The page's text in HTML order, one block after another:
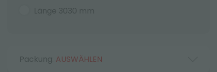
Länge 3030 mm
Packung: AUSWÄHLEN